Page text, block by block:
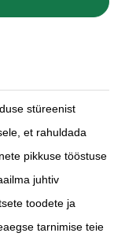
stüreenist
et rahuldada
pikkuse tööstuse
juhtiv
toodete ja
tarnimise teie